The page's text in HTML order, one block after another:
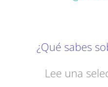
¿Qué sabes
Lee una